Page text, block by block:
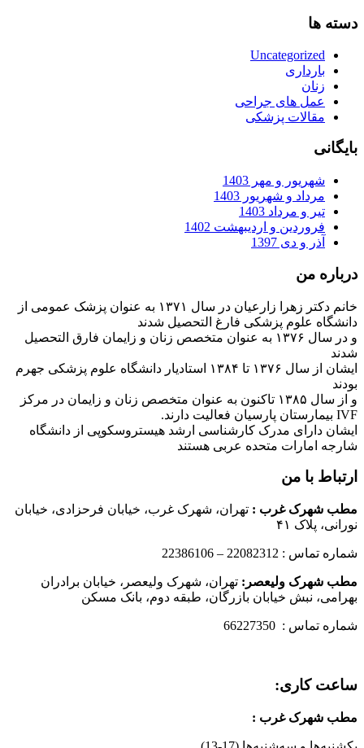
دسته ها
Uncategorized
بارداری
زنان
عمل های جراحی
مقالات پزشکی
بایگانی
شهریور و مهر 1403
مرداد و شهریور 1403
تیر و مرداد 1403
فروردین و اردیبهشت 1402
آذر و دی 1397
درباره من
خانم دکتر زهرا زارعیان در سال ۱۳۷۱ به عنوان پزشک عمومی از
دانشگاه علوم پزشکی فارغ التحصیل شدند
و در سال ۱۳۷۶ به عنوان متخصص زنان و زایمان فارق التحصیل
شدند
ایشان از سال ۱۳۷۶ تا ۱۳۸۴ استادیار دانشگاه علوم پزشکی جهرم
بودند
و از سال ۱۳۸۵ تاکنون به عنوان متخصص زنان و زایمان در مرکز
IVF بیمارستان پارسیان فعالیت دارند.
ایشان دارای مدرک کارشناسی ارشد هیستروسکوپی از دانشگاه
شارجه امارات متحده عربی هستند
ارتباط با من
مطب شهرک غرب : تهران، شهرک غرب، خیابان فرحزادی، خیابان
نورانی، پلاک ۴۱
شماره تماس : 22082312 – 22386106
مطب شهرک ولیعصر: تهران، شهرک ولیعصر، خیابان برادران
بهرامی، نبش خیابان بازرگان، طبقه دوم، بانک مسکن
شماره تماس : 66227350
ساعت کاری:
مطب شهرک غرب :